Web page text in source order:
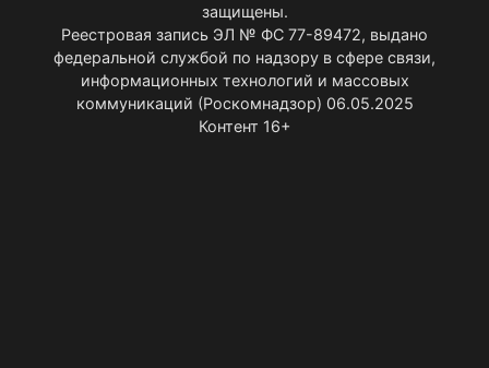
защищены.
Реестровая запись ЭЛ № ФС 77-89472, выдано
федеральной службой по надзору в сфере связи,
информационных технологий и массовых
коммуникаций (Роскомнадзор) 06.05.2025
Контент 16+